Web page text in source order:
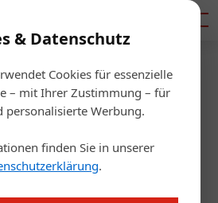
& Datenschutz
Cookies für essenzielle
– mit Ihrer Zustimmung – für
personalisierte Werbung.
finden Sie in unserer
.
/Gastro & Hotel
neuer Vice
Operations